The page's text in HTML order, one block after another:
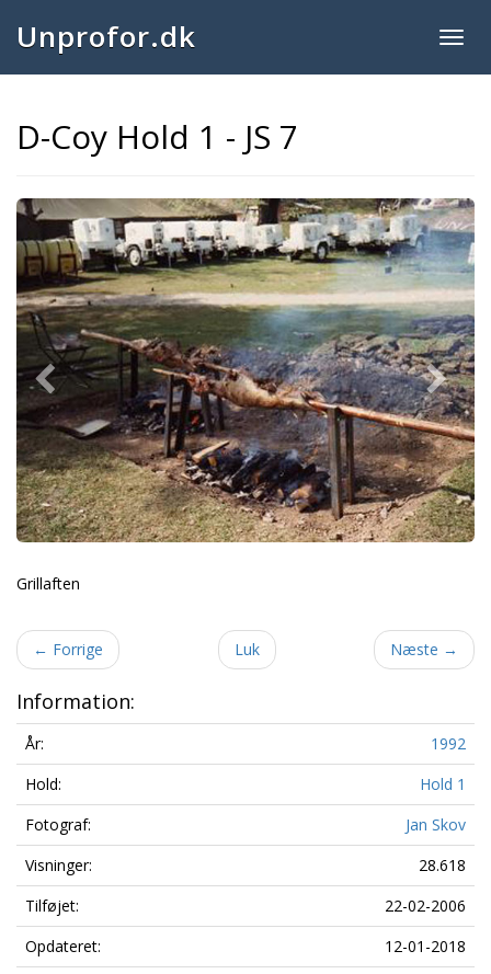
Unprofor.dk
D-Coy Hold 1 - JS 7
Previous Next
Grillaften
← Forrige Luk Næste →
Information:
År:
1992
Hold:
Hold 1
Fotograf:
Jan Skov
Visninger:
28.618
Tilføjet:
22-02-2006
Opdateret:
12-01-2018